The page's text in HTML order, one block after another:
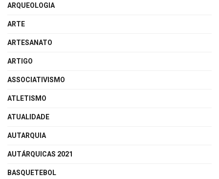
ARQUEOLOGIA
ARTE
ARTESANATO
ARTIGO
ASSOCIATIVISMO
ATLETISMO
ATUALIDADE
AUTARQUIA
AUTÁRQUICAS 2021
BASQUETEBOL